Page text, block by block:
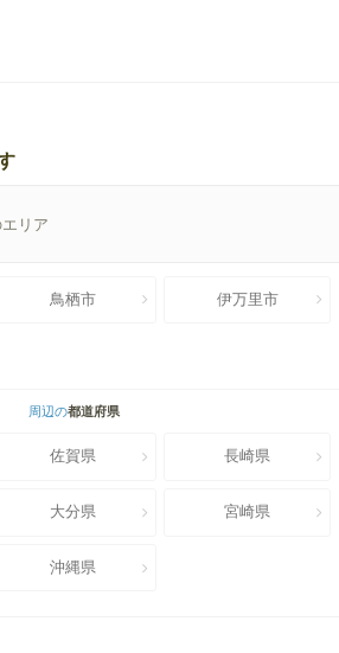
リア
鳥栖市 伊万里市
周辺の都道府県
佐賀県 長崎県
大分県 宮崎県
沖縄県